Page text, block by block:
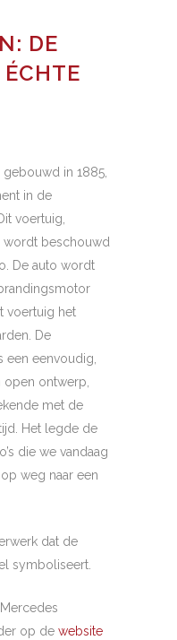
DE
gebouwd in 1885,
in de
voertuig,
wordt beschouwd
De auto wordt
voertuig het
De
een eenvoudig,
open ontwerp,
met de
Het legde de
die we vandaag
weg naar een
dat de
symboliseert.
op de website